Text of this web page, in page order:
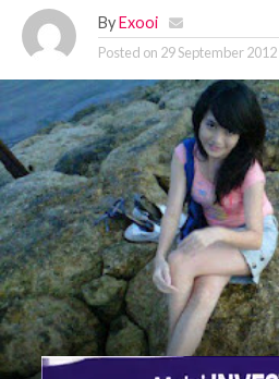
By Exooi
Posted on 29 September 2012